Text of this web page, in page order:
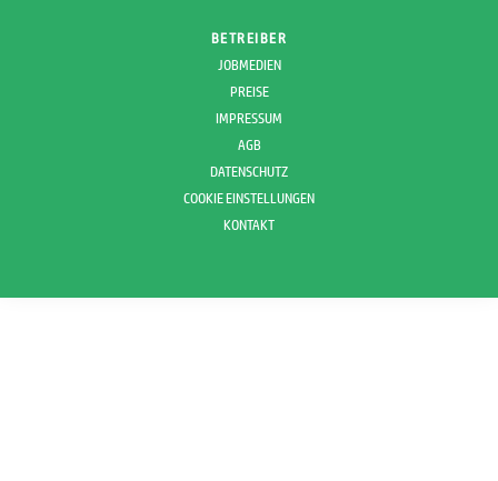
BETREIBER
JOBMEDIEN
PREISE
IMPRESSUM
AGB
DATENSCHUTZ
COOKIE EINSTELLUNGEN
KONTAKT